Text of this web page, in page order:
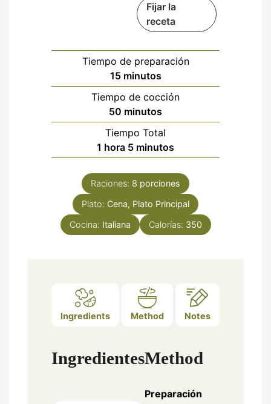
Fijar la
receta
Tiempo de preparación
15minutos
minutos
Tiempo de cocción
50 minutos
minutos
Tiempo Total
1 hora
hora 5minutos
minutos
Raciones: 8 porciones
Plato: Cena, Plato Principal
Cocina: Italiana Calorías: 350
Ingredients Method Notes
IngredientesMethod
Preparación